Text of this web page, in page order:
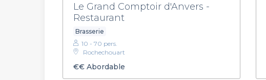
Le Grand Comptoir d'Anvers -
Restaurant
Brasserie
10 - 70 pers.
Rochechouart
€€ Abordable